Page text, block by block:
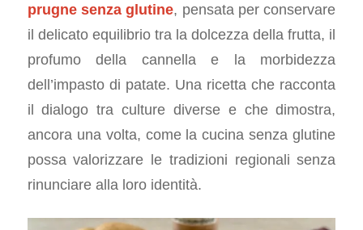
prugne senza glutine, pensata per conservare
il delicato equilibrio tra la dolcezza della frutta, il
profumo della cannella e la morbidezza
dell’impasto di patate. Una ricetta che racconta
il dialogo tra culture diverse e che dimostra,
ancora una volta, come la cucina senza glutine
possa valorizzare le tradizioni regionali senza
rinunciare alla loro identità.